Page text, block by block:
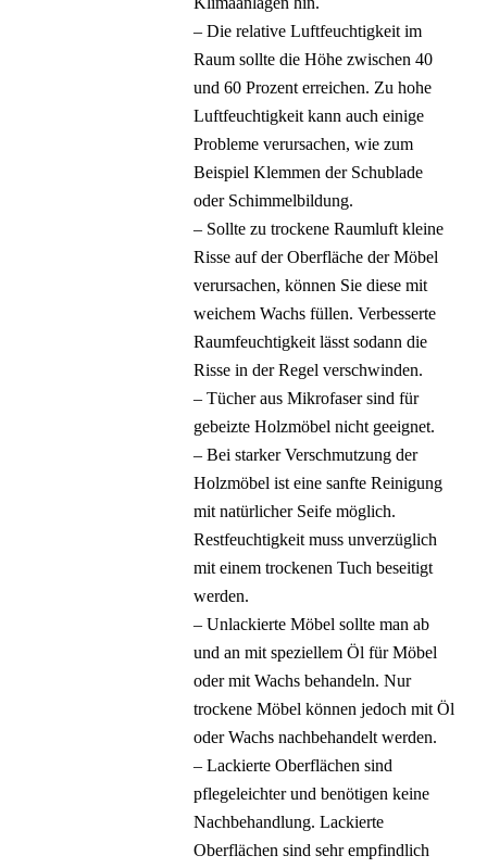
– Die relative Luftfeuchtigkeit im
Raum sollte die Höhe zwischen 40
und 60 Prozent erreichen. Zu hohe
Luftfeuchtigkeit kann auch einige
Probleme verursachen, wie zum
Beispiel Klemmen der Schublade
oder Schimmelbildung.
– Sollte zu trockene Raumluft kleine
Risse auf der Oberfläche der Möbel
verursachen, können Sie diese mit
weichem Wachs füllen. Verbesserte
Raumfeuchtigkeit lässt sodann die
Risse in der Regel verschwinden.
– Tücher aus Mikrofaser sind für
gebeizte Holzmöbel nicht geeignet.
– Bei starker Verschmutzung der
Holzmöbel ist eine sanfte Reinigung
mit natürlicher Seife möglich.
Restfeuchtigkeit muss unverzüglich
mit einem trockenen Tuch beseitigt
werden.
– Unlackierte Möbel sollte man ab
und an mit speziellem Öl für Möbel
oder mit Wachs behandeln. Nur
trockene Möbel können jedoch mit Öl
oder Wachs nachbehandelt werden.
– Lackierte Oberflächen sind
pflegeleichter und benötigen keine
Nachbehandlung. Lackierte
Oberflächen sind sehr empfindlich